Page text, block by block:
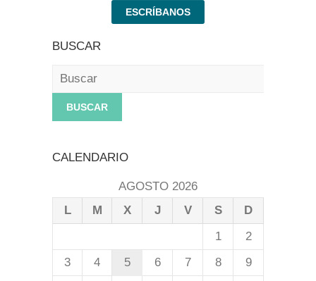
ESCRÍBANOS
BUSCAR
Buscar
CALENDARIO
AGOSTO 2026
L
M X J V S
D
1
2
3
4 5 6 7 8
9